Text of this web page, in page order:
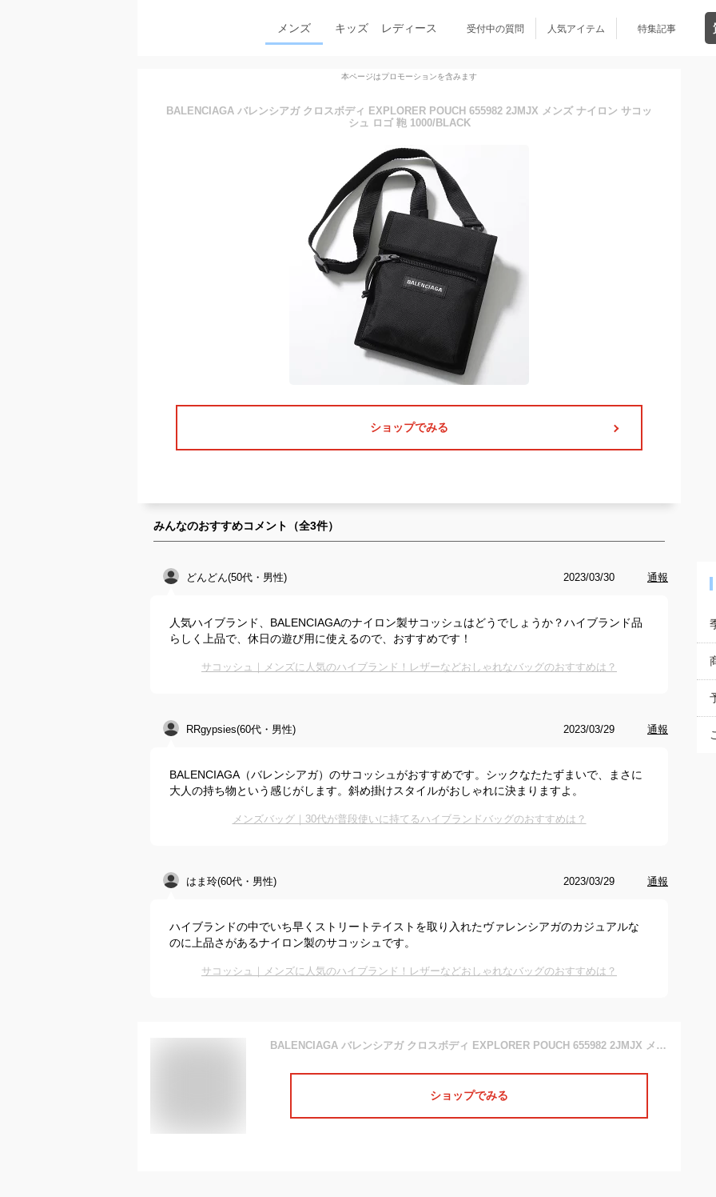
メンズ キッズ レディース 受付中の質問 人気アイテム 特集記事
本ページはプロモーションを含みます
BALENCIAGA バレンシアガ クロスボディ EXPLORER POUCH 655982 2JMJX メンズ ナイロン サコッ
シュ ロゴ 鞄 1000/BLACK
ショップでみる
みんなのおすすめコメント（全3件）
どんどん(50代・男性) 2023/03/30 通報
人気ハイブランド、BALENCIAGAのナイロン製サコッシュはどうでしょうか？ハイブランド品
らしく上品で、休日の遊び用に使えるので、おすすめです！
サコッシュ｜メンズに人気のハイブランド！レザーなどおしゃれなバッグのおすすめは？
RRgypsies(60代・男性) 2023/03/29 通報
BALENCIAGA（バレンシアガ）のサコッシュがおすすめです。シックなたたずまいで、まさに
大人の持ち物という感じがします。斜め掛けスタイルがおしゃれに決まりますよ。
メンズバッグ｜30代が普段使いに持てるハイブランドバッグのおすすめは？
はま玲(60代・男性) 2023/03/29 通報
ハイブランドの中でいち早くストリートテイストを取り入れたヴァレンシアガのカジュアルな
のに上品さがあるナイロン製のサコッシュです。
サコッシュ｜メンズに人気のハイブランド！レザーなどおしゃれなバッグのおすすめは？
BALENCIAGA バレンシアガ クロスボディ EXPLORER POUCH 655982 2JMJX メンズ ナイロン サコッシュ ロゴ 鞄 1000/BLACK
ショップでみる